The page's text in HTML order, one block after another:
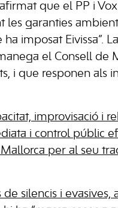
que el PP i
les garanties
imposat Eivissa”.
el Consell de
i que responen als
improvisació i
i control públic
per al seu
silencis i evasives,